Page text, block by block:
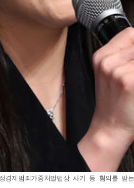
제범죄가중처벌법상 사기 등 혐의를